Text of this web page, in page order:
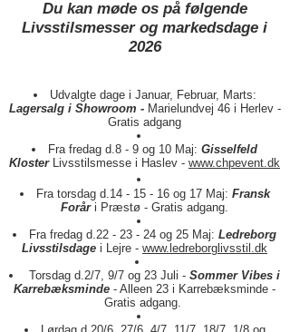
Du kan møde os på følgende
Livsstilsmesserog markedsdage i
2026
Udvalgte dage i Januar, Februar, Marts:
Lagersalg i Showroom - Marielundvej 46 i Herlev-
Gratis adgang
Fra fredag d.8 - 9 og 10 Maj: Gisselfeld
KlosterLivsstilsmesse i Haslev - www.chpevent.dk
Fra torsdag d.14 - 15 - 16 og 17 Maj: Fransk
Foråri Præstø - Gratis adgang.
Fra fredag d.22 - 23 - 24 og 25 Maj: Ledreborg
Livsstilsdage i Lejre - www.ledreborglivsstil.dk
Torsdag d.2/7, 9/7 og 23 Juli - Sommer Vibes i
Karrebæksminde ​- Alleen 23 i Karrebæksminde -
Gratis adgang.